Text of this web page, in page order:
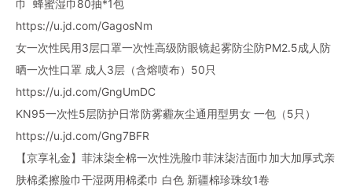
巾 蜂蜜湿巾80抽*1包
https://u.jd.com/GagosNm
女一次性民用3层口罩一次性高级防眼镜起雾防尘防PM2.5成人防
晒一次性口罩 成人3层（含熔喷布）50只
https://u.jd.com/GngUmDC
KN95一次性5层防护日常防雾霾灰尘通用型男女 一包（5只）
https://u.jd.com/Gng7BFR
【京享礼金】菲沫柒全棉一次性洗脸巾菲沫柒洁面巾加大加厚式亲
肤棉柔擦脸巾干湿两用棉柔巾 白色 新疆棉珍珠纹1卷